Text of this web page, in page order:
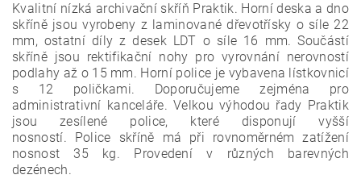
Kvalitní nízká archivační skříň Praktik. Horní deska a dno
skříně jsou vyrobeny z laminované dřevotřísky o síle 22
mm, ostatní díly z desek LDT o síle 16 mm. Součástí
skříně jsou rektifikační nohy pro vyrovnání nerovností
podlahy až o 15 mm. Horní police je vybavena lístkovnicí
s 12 poličkami. Doporučujeme zejména pro
administrativní kanceláře. Velkou výhodou řady Praktik
jsou zesílené police, které disponují vyšší
nosností.
Police skříně má při rovnoměrném zatížení
nosnost 35 kg. Provedení v různých barevných
dezénech.